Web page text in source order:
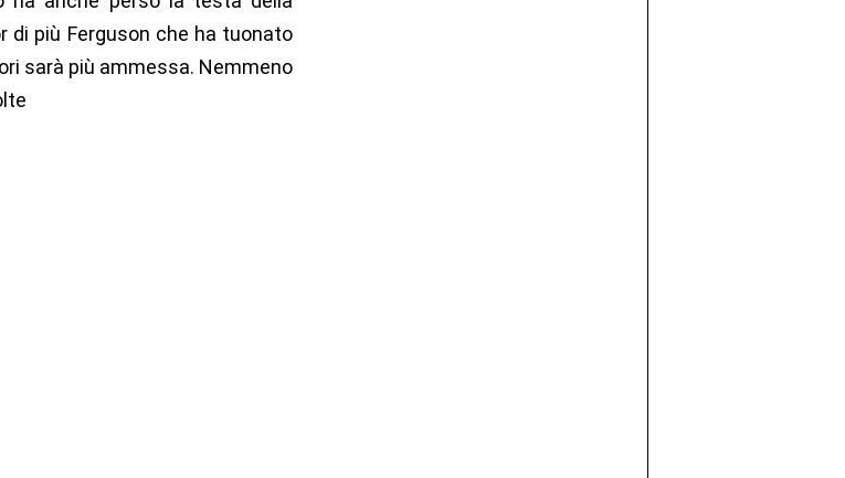
più Ferguson che ha tuonato
sarà più ammessa. Nemmeno